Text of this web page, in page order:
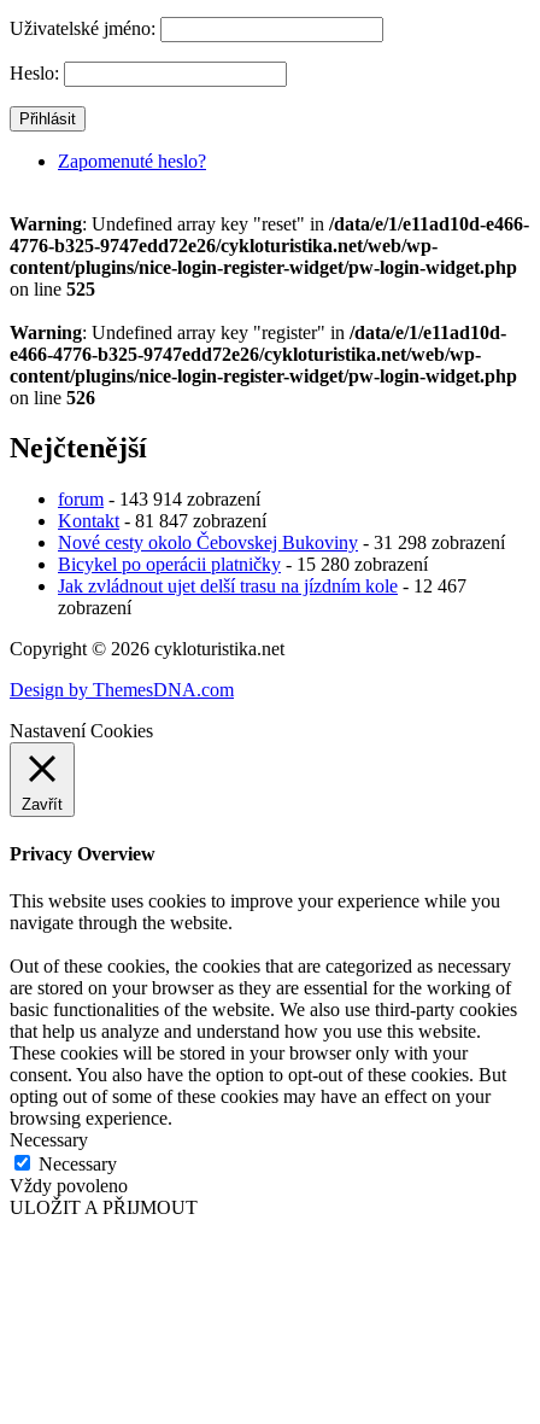
Uživatelské jméno:
Heslo:
Zapomenuté heslo?
Warning: Undefined array key "reset" in /data/e/1/e11ad10d-e466-
4776-b325-9747edd72e26/cykloturistika.net/web/wp-
content/plugins/nice-login-register-widget/pw-login-widget.php
on line 525
Warning: Undefined array key "register" in /data/e/1/e11ad10d-
e466-4776-b325-9747edd72e26/cykloturistika.net/web/wp-
content/plugins/nice-login-register-widget/pw-login-widget.php
on line 526
Nejčtenější
forum - 143 914 zobrazení
Kontakt - 81 847 zobrazení
Nové cesty okolo Čebovskej Bukoviny - 31 298 zobrazení
Bicykel po operácii platničky - 15 280 zobrazení
Jak zvládnout ujet delší trasu na jízdním kole - 12 467
zobrazení
Copyright © 2026 cykloturistika.net
Design by ThemesDNA.com
Nastavení Cookies
Zavřít
Privacy Overview
This website uses cookies to improve your experience while you
navigate through the website.
Out of these cookies, the cookies that are categorized as necessary
are stored on your browser as they are essential for the working of
basic functionalities of the website. We also use third-party cookies
that help us analyze and understand how you use this website.
These cookies will be stored in your browser only with your
consent. You also have the option to opt-out of these cookies. But
opting out of some of these cookies may have an effect on your
browsing experience.
Necessary
Necessary
Vždy povoleno
ULOŽIT A PŘIJMOUT